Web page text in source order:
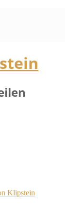
Klipstein